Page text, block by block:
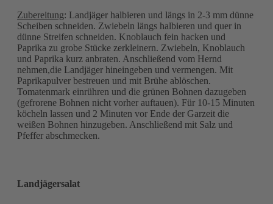
Zubereitung: Landjäger halbieren und längs in 2-3 mm dünne
Scheiben schneiden. Zwiebeln längs halbieren und quer in
dünne Streifen schneiden. Knoblauch fein hacken und
Paprika zu grobe Stücke zerkleinern. Zwiebeln, Knoblauch
und Paprika kurz anbraten. Anschließend vom Hernd
nehmen,die Landjäger hineingeben und vermengen. Mit
Paprikapulver bestreuen und mit Brühe ablöschen.
Tomatenmark einrühren und die grünen Bohnen dazugeben
(gefrorene Bohnen nicht vorher auftauen). Für 10-15 Minuten
köcheln lassen und 2 Minuten vor Ende der Garzeit die
weißen Bohnen hinzugeben. Anschließend mit Salz und
Pfeffer abschmecken.
Landjägersalat